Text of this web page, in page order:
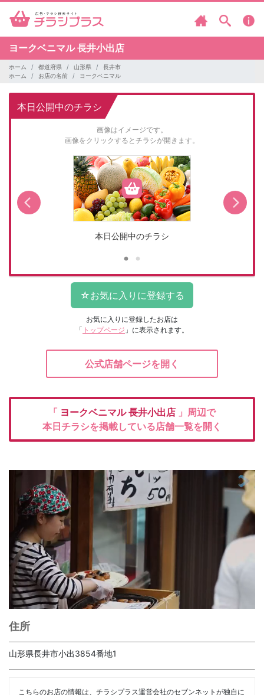
ヨークベニマル長井小出店
ホーム 都道府県 山形県
長井市
ホーム
お店の名前 ヨークベニマル
本日公開中のチラシ
画像はイメージです。
画像をクリックするとチラシが開きます。
本日公開中のチラシ
お気に入りに登録したお店は
「 トップページ 」に表示されます。
公式店舗ページを開く
「 ヨークベニマル長井小出店 」周辺で
本日チラシを掲載している店舗一覧を開く
住所
山形県長井市小出3854番地1
こちらのお店の情報は、チラシプラス運営会社のセブンネットが独自に